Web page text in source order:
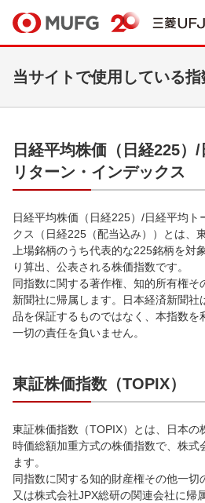
当サイトで使用している
日経平均株価（日経225）
リターン・インデックス
日経平均株価（日経225）/日経平均ト
クス（日経225（配当込み））とは、
上場銘柄のうち代表的な225銘柄を対
り算出、公表される株価指数です。
同指数に関する著作権、知的所有権そ
新聞社に帰属します。日本経済新聞社
品を保証するものではなく、本指数を
一切の責任を負いません。
東証株価指数（TOPIX）
東証株価指数（TOPIX）とは、日本の
時価総額加重方式の株価指数で、株式
ます。
同指数に関する知的財産権その他一切
又は株式会社JPX総研の関連会社に帰